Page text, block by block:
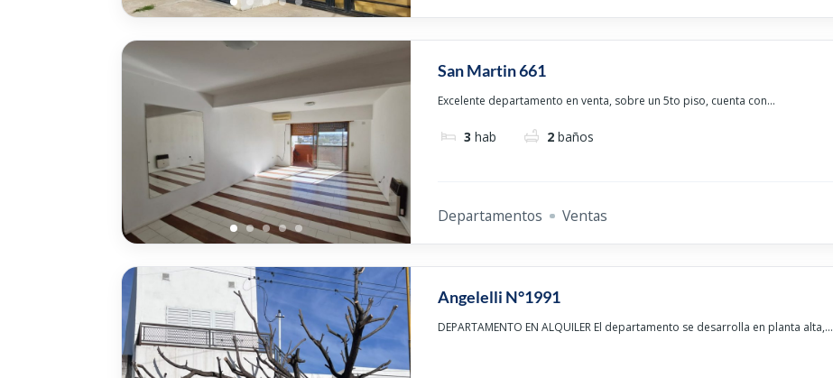
San Martin 661
Excelente departamento en venta, sobre un 5to piso, cuenta con...
3 hab 2 baños
Departamentos Ventas
Angelelli N°1991
DEPARTAMENTO EN ALQUILER El departamento se desarrolla en planta alta,...